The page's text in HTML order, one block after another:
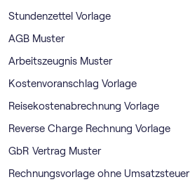
Stundenzettel Vorlage
AGB Muster
Arbeitszeugnis Muster
Kostenvoranschlag Vorlage
Reisekostenabrechnung Vorlage
Reverse Charge Rechnung Vorlage
GbR Vertrag Muster
Rechnungsvorlage ohne Umsatzsteuer